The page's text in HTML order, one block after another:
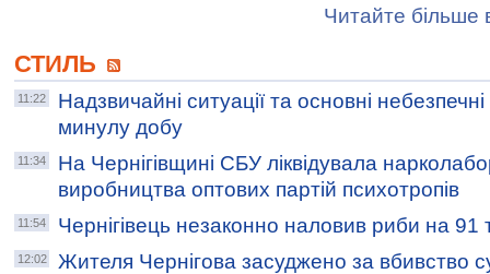
Читайте більше
СТИЛЬ
11:22
Надзвичайні ситуації та основні небезпечні
минулу добу
11:34
На Чернігівщині СБУ ліквідувала
виробництва оптових партій психотропів
11:54 Чернігівець незаконно наловив риби на 91
12:02 Жителя Чернігова засуджено за вбивство